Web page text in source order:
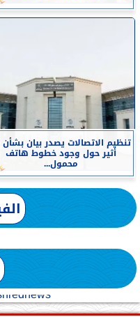
تنظيم الاتصالات يصدر بيان بشأن
أثير حول وجود خطوط هاتف
محمول...